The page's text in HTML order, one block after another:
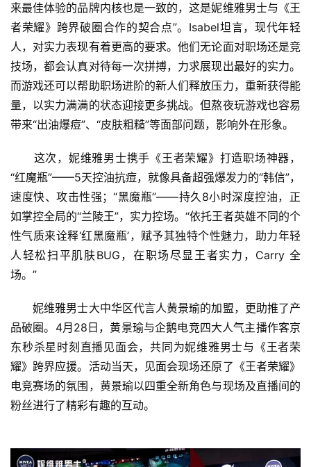
投
稿
每
日
好
诗
来最佳体验的品牌内核也是一致的，这是妮维雅男士与《王
者荣耀》跨界破圈合作的契合点”。Isabel坦言，现代年轻
人，对实力表现有着更高的要求。他们无论面对职场还是竞
技场，都会认真对待每一次拼搏，力求展现出最好的实力。
而游戏还可以帮助职场进阶的新人们释放压力，重新获得能
量，以实力满满的状态迎接更多挑战。但熬夜玩游戏也容易
带来“出油爆痘”、“皮肤粗糙”等面部问题，影响外在形象。
这次，妮维雅男士携手《王者荣耀》打造职场神器，
“红魔瓶”——5天控油抗痘，就像具备超强爆发力的“韩信”，
速度快、攻击性强；“黑魔瓶”——持久8小时深度控油，正
如掌控全局的“兰陵王”，实力控场。“依托王者英雄不同的个
性气质来诠释‘红黑魔瓶’，赋予其独特个性魅力，助力年轻
人轻松扫平肌肤BUG，在职场尽显王者实力，Carry 全
场。”
妮维雅男士大中华区代言人黄景瑜的加盟，更助推了产
品破圈。4月28日，黄景瑜与企鹅电竞四大人气主播作客京
东秒杀星时刻直播见面会，共同为妮维雅男士与《王者荣
耀》跨界应援。活动当天，见面会现场还原了《王者荣耀》
电竞赛场的氛围，黄景瑜以四重全新角色与现场及直播间的
粉丝进行了精彩有趣的互动。